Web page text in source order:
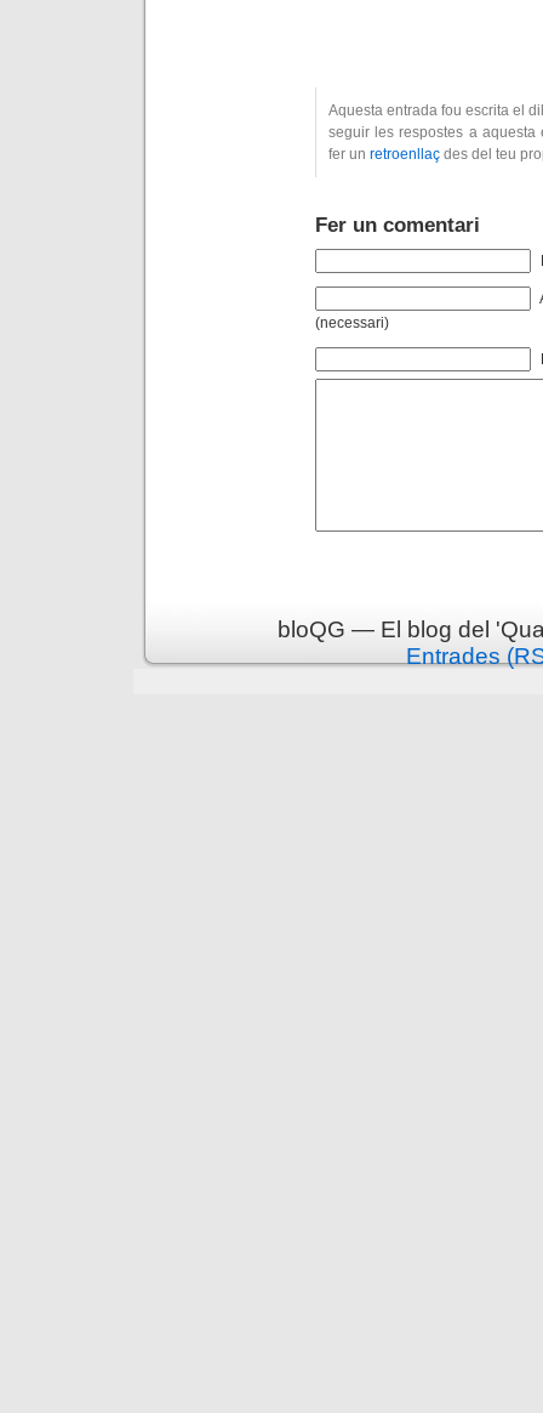
Aquesta entrada fou escrita el
seguir les respostes a
fer un retroenllaç des del teu
Fer un comentari
(necessari)
bloQG — El blog del
Entrades